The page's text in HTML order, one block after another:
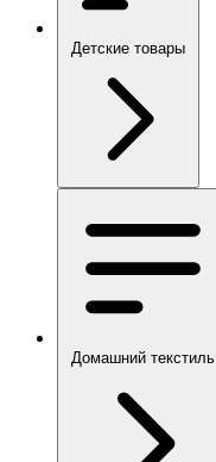
Детские товары
Домашний текстиль